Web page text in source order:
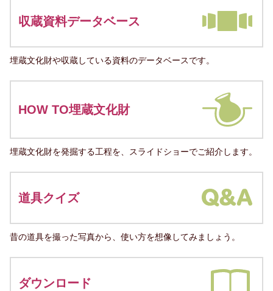
収蔵資料データベース
埋蔵文化財や収蔵している資料のデータベースです。
HOW TO埋蔵文化財
埋蔵文化財を発掘する工程を、スライドショーでご紹介します。
道具クイズ
昔の道具を撮った写真から、使い方を想像してみましょう。
ダウンロード